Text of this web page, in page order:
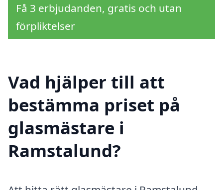
Få 3 erbjudanden, gratis och utan
förpliktelser
Vad hjälper till att
bestämma priset på
glasmästare i
Ramstalund?